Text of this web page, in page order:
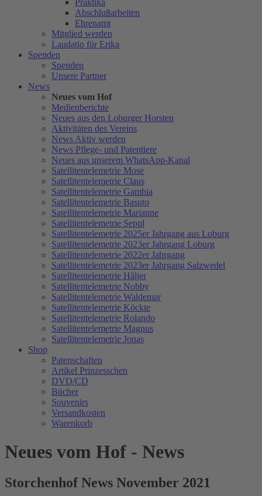
Abschlußarbeiten
Ehrenamt
Mitglied werden
Laudatio für Erika
Spenden
Spenden
Unsere Partner
News
Neues vom Hof
Medienberichte
Neues aus den Loburger Horsten
Aktivitäten des Vereins
News Aktiv werden
News Pflege- und Patentiere
Neues aus unserem WhatsApp-Kanal
Satellitentelemetrie Mose
Satellitentelemetrie Claus
Satellitentelemetrie Gambia
Satellitentelemetrie Basuto
Satellitentelemetrie Marianne
Satellitentelemetrie Seppl
Satellitentelemetrie 2025er Jahrgang aus Loburg
Satellitentelemetrie 2023er Jahrgang Loburg
Satellitentelemetrie 2022er Jahrgang
Satellitentelemetrie 2023er Jahrgang Salzwedel
Satellitentelemetrie Håljer
Satellitentelemetrie Nobby
Satellitentelemetrie Waldemar
Satellitentelemetrie Köckte
Satellitentelemetrie Rolando
Satellitentelemetrie Magnus
Satellitentelemetrie Jonas
Shop
Patenschaften
Artikel Prinzesschen
DVD/CD
Bücher
Souvenirs
Versandkosten
Warenkorb
Neues vom Hof - News
Storchenhof News November 2021